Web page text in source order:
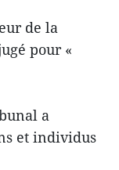
de la
pour «
a
et individus